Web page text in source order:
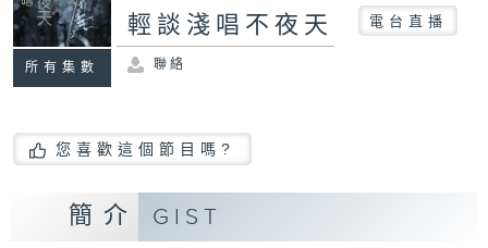
所有集數
輕談淺唱不夜天 電台直播
聯絡
您喜歡這個節目嗎?
簡介 GIST